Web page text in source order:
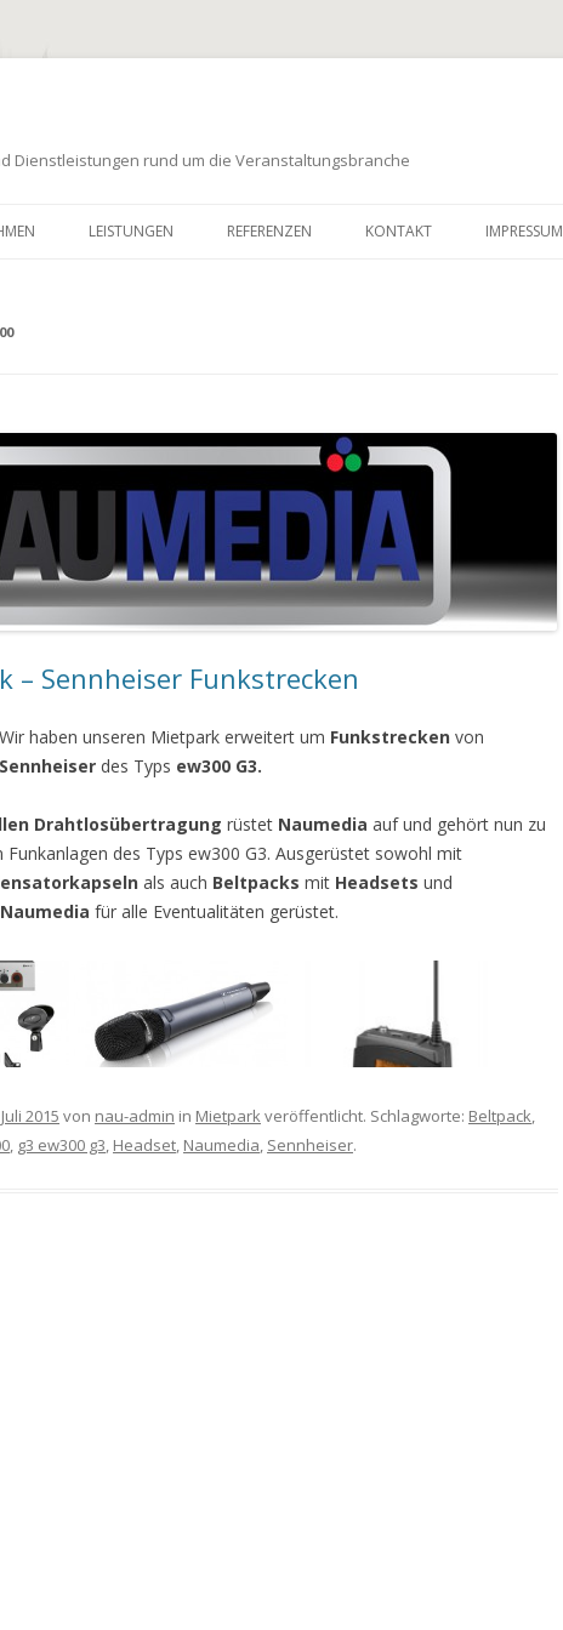
Dienstleistungen rund um die Veranstaltungsbranche
Inhalt
LEISTUNGEN REFERENZEN KONTAKT IMPRESSUM
– Sennheiser Funkstrecken
Wir haben unseren Mietpark erweitert um Funkstrecken von
Sennheiser des Typs ew300 G3.
Drahtlosübertragung rüstet Naumedia auf und gehört nun zu
des Typs ew300 G3. Ausgerüstet sowohl mit
als auch Beltpacks mit Headsets und
Naumedia für alle Eventualitäten gerüstet.
2015 von nau-admin in Mietparkveröffentlicht. Schlagworte: Beltpack,
, g3 ew300 g3, Headset, Naumedia, Sennheiser.